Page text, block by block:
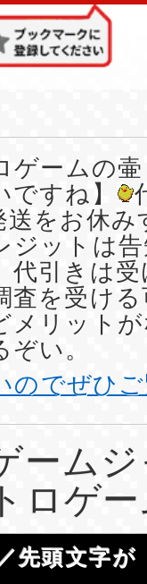
ームの壷
ですね】
送をお休
ジットは
代引きは
査を受け
メリット
い。
のでぜひ
ーム
ロゲ
先頭文字が